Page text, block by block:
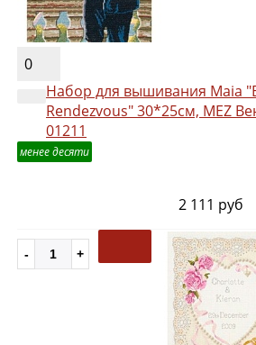
0
Набор для вышивания Maia
Rendezvous" 30*25см, MEZ
01211
менее десяти
2 111 руб